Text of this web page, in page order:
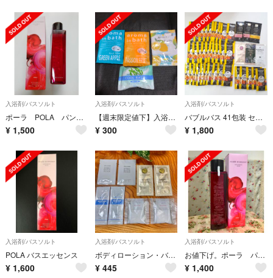
入浴剤/バスソルト
ポーラ POLA パンセドブーケ バスエッセンス ルージュ
¥ 1,500
入浴剤/バスソルト
【週末限定値下】入浴剤 アロマインバス
¥ 300
入浴剤/バスソルト
バブルバス 41包装 セット フルーツカクテルの香り など
¥ 1,800
入浴剤/バスソルト
POLA バスエッセンス
¥ 1,600
入浴剤/バスソルト
ボディローション・バスソルト・マウスウォッシュ・バスフォーム
¥ 445
入浴剤/バスソルト
お値下げ。ポーラ パンセ ド ブーケ バスエッセンス 浴用化粧料
¥ 1,400